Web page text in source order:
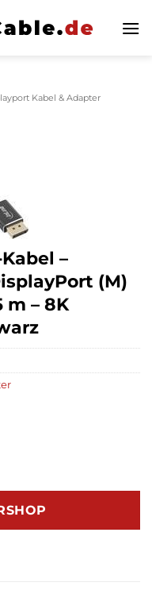
Kabel & Adapter
–
(M)
m – 8K